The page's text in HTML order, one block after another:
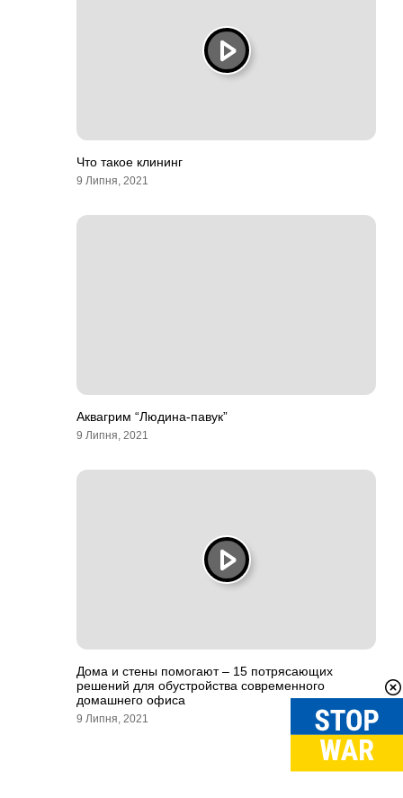
Что такое клининг
9 Липня, 2021
Аквагрим “Людина-павук”
9 Липня, 2021
Дома и стены помогают – 15 потрясающих
решений для обустройства современного
домашнего офиса
9 Липня, 2021